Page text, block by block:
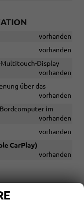
vorhanden
vorhanden
Display
vorhanden
über das
vorhanden
im
vorhanden
vorhanden
CarPlay)
vorhanden